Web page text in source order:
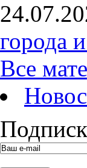
города
Все